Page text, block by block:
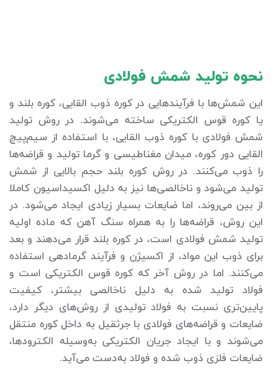
نحوه تولید شمش فولادی
این شمش‌ها با فرآیندهایی در کوره ذوب القایی، کوره بلند و
یا کوره قوس الکتریکی ساخته می‌شوند. در روش تولید
شمش فولادی با کوره ذوب القایی، با استفاده از سیم‌پیچ
القایی دور کوره، میدان مغناطیسی و گرما تولید و قراضه‌ها
را ذوب می‌کنند. در روش کوره بلند حجم بالایی از شمش
تولید می‌شود و ناخالصی‌ها نیز به دلیل اکسیداسیون کاملا
از بین می‌روند، اما ضایعات بسیار زیادی ایجاد می‌شود. در
این روش، قراضه‌ها را به همراه سنگ آهن که ماده اولیه
تولید شمش فولادی است، در کوره بلند قرار می‌دهند و بعد
برای ذوب این مواد، از اکسیژن و فرآیند گرمادهی استفاده
می‌کنند. اما در روش آخر که کوره قوس الکتریکی است و
فولاد تولید شده به دلیل ناخالصی بیشتر، کیفیت
پایین‌تری نسبت به فولاد تولیدی از روش‌های دیگر دارد،
ضایعات و قراضه‌های فولادی با جرثقیل به داخل کوره منتقل
می‌شوند و با ایجاد جریان الکتریکی به‌وسیله الکترودها،
ضایعات فلزی ذوب شده و فولاد به‌دست می‌آید.